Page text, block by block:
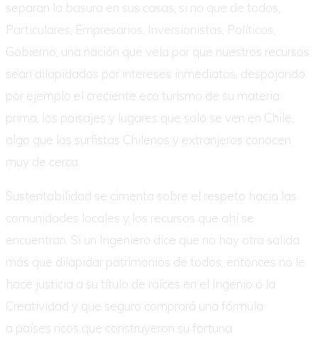
separan la basura en sus casas, si no que de todos,
Particulares, Empresarios, Inversionistas, Políticos,
Gobierno, una nación que vela por que nuestros recursos
sean dilapidados por intereses inmediatos, despojando
por ejemplo el creciente eco turismo de su materia
prima, los paisajes y lugares que solo se ven en Chile,
algo que los surfistas Chilenos y extranjeros conocen
muy de cerca.
Sustentabilidad se cimenta sobre el respeto hacia las
comunidades locales y los recursos que ahí se
encuentran. Si un Ingeniero dice que no hay otra salida
más que dilapidar patrimonios de todos, entonces no le
hace justicia a su título de raíces en el Ingenio o la
Creatividad y que seguro comprará una fórmula
a países ricos que construyeron su fortuna